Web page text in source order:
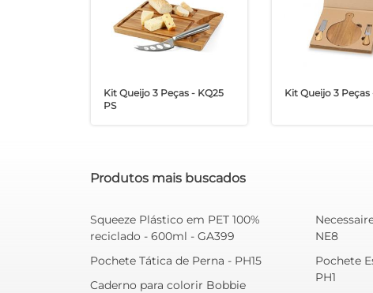
Kit Queijo 3 Peças - KQ25
PS
Kit Queijo 3 Peças
Produtos mais buscados
Squeeze Plástico em PET 100%
reciclado - 600ml - GA399
Pochete Tática de Perna - PH15
Caderno para colorir Bobbie
NE8
Pochete
PH1